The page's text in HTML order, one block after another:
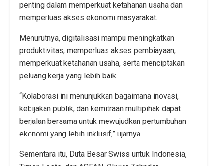
penting dalam memperkuat ketahanan usaha dan
memperluas akses ekonomi masyarakat.
Menurutnya, digitalisasi mampu meningkatkan
produktivitas, memperluas akses pembiayaan,
memperkuat ketahanan usaha, serta menciptakan
peluang kerja yang lebih baik.
“Kolaborasi ini menunjukkan bagaimana inovasi,
kebijakan publik, dan kemitraan multipihak dapat
berjalan bersama untuk mewujudkan pertumbuhan
ekonomi yang lebih inklusif,” ujarnya.
Sementara itu, Duta Besar Swiss untuk Indonesia,